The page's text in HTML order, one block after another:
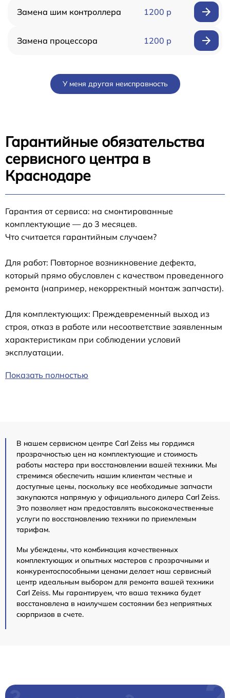
Замена шим контроллера 1200 р
Замена процессора 1200 р
У меня другая неисправность
Гарантийные обязательства
сервисного центра в
Краснодаре
Гарантия от сервиса: на смонтированные
комплектующие — до 3 месяцев.
Что считается гарантийным случаем?
Для работ: Повторное возникновение дефекта,
который прямо обусловлен с качеством проведенного
ремонта (например, некорректный монтаж запчасти).
Для комплектующих: Преждевременный выход из
строя, отказ в работе или несоответствие заявленным
характеристикам при соблюдении условий
эксплуатации.
Показать полностью
В нашем сервисном центре Carl Zeiss мы гордимся
прозрачностью цен на комплектующие и стоимость
работы мастера при восстановлении вашей техники. Мы
стремимся обеспечить нашим клиентам честные и
доступные цены, поскольку все необходимые запчасти
закупаются напрямую у официального дилера Carl Zeiss.
Это позволяет нам предоставлять высококачественные
услуги по восстановлению техники по приемлемым
тарифам.
Мы убеждены, что комбинация качественных
комплектующих и опытных мастеров с прозрачными и
конкурентоспособными ценами делает наш сервисный
центр идеальным выбором для ремонта вашей техники
Carl Zeiss. Мы гарантируем, что ваша техника будет
восстановлена в наилучшем состоянии без неприятных
сюрпризов в счете.